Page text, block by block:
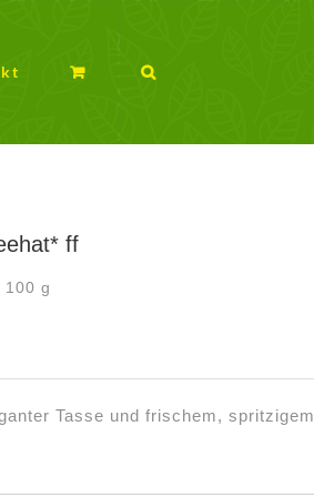
ff
100 g
Tasse und frischem, spritzigem